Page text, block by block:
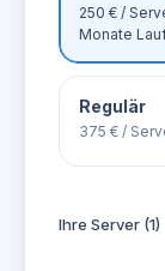
250 € /
Monate
Regulär
375 € /
Ihre Server (1)